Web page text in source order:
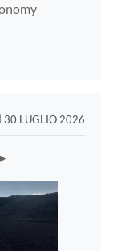
30 LUGLIO 2026